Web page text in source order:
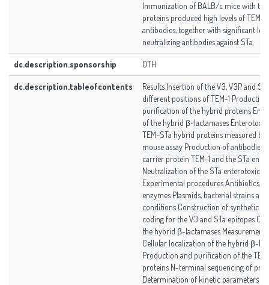
Immunization of BALB/c mice with
proteins produced high levels of TEM-
antibodies, together with significant
neutralizing antibodies against STa.
dc.description.sponsorship OTH
dc.description.tableofcontents
Results Insertion of the V3, V3P and
different positions of TEM-1
purification of the hybrid proteins
of the hybrid β-lactamases
TEM–STa hybrid proteins measured by
mouse assay Production of antibodies
carrier protein TEM-1 and the STa
Neutralization of the STa enterotoxicity
Experimental procedures Antibiotics,
enzymes Plasmids, bacterial strains
conditions Construction of synthetic
coding for the V3 and STa epitopes
the hybrid β-lactamases Measurement
Cellular localization of the hybrid β-
Production and purification of the
proteins N-terminal sequencing of
Determination of kinetic parameters